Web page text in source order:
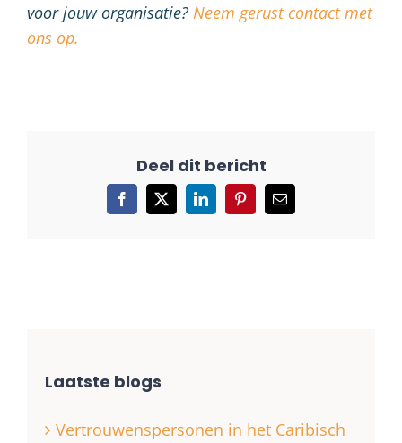
voor jouw organisatie? Neem gerust contact met
ons op.
Facebook
X LinkedInPinterest
E-
mail
Laatste blogs
Vertrouwenspersonen in het Caribisch